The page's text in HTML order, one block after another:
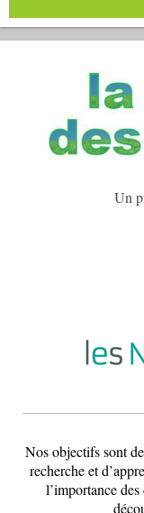
Un
Nos objectifs sont
recherche et
l’importance